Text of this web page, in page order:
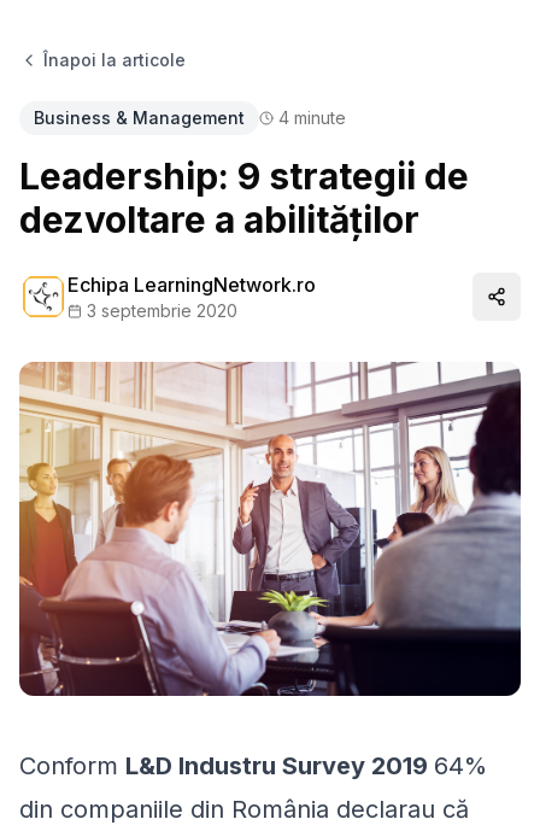
Înapoi la articole
Business & Management 4 minute
Leadership: 9 strategii de
dezvoltare a abilităților
Echipa LearningNetwork.ro
3 septembrie 2020
Conform L&D Industru Survey 2019 64%
din companiile din România declarau că